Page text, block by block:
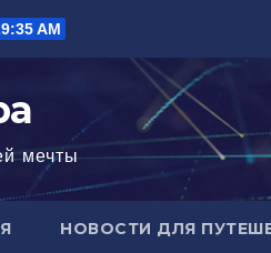
AM
мечты
НОВОСТИ ДЛЯ